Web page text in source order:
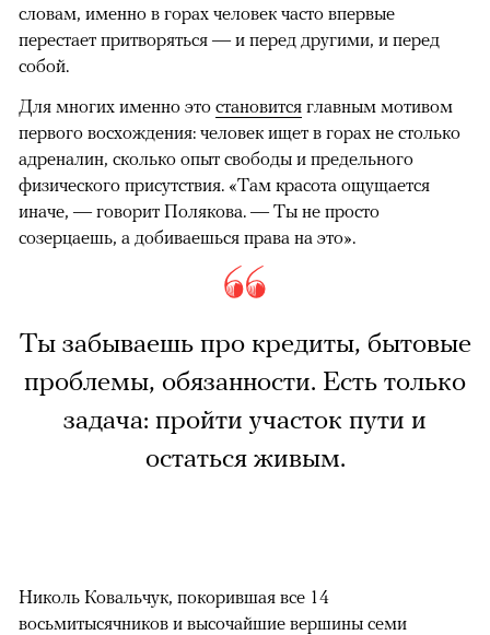
словам, именно в горах человек часто впервые
перестает притворяться — и перед другими, и перед
собой.
Для многих именно это становится главным мотивом
первого восхождения: человек ищет в горах не столько
адреналин, сколько опыт свободы и предельного
физического присутствия. «Там красота ощущается
иначе, — говорит Полякова. — Ты не просто
созерцаешь, а добиваешься права на это».
Ты забываешь про кредиты, бытовые
проблемы, обязанности. Есть только
задача: пройти участок пути и
остаться живым.
Николь Ковальчук, покорившая все 14
восьмитысячников и высочайшие вершины семи